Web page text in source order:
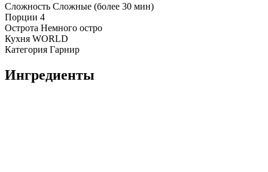
Сложность Сложные (более 30 мин)
Порции 4
Острота Немного остро
Кухня WORLD
Категория Гарнир
Ингредиенты